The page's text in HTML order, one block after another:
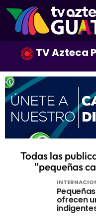
TV Azteca
Todas las
"pequeñas
ofrecen